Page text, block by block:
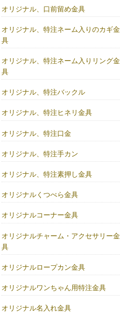
オリジナル、口前留め金具
オリジナル、特注ネーム入りのカギ金
具
オリジナル、特注ネーム入りリング金
具
オリジナル、特注バックル
オリジナル、特注ヒネリ金具
オリジナル、特注口金
オリジナル、特注手カン
オリジナル、特注素押し金具
オリジナルくつべら金具
オリジナルコーナー金具
オリジナルチャーム・アクセサリー金
具
オリジナルロープカン金具
オリジナルワンちゃん用特注金具
オリジナル名入れ金具